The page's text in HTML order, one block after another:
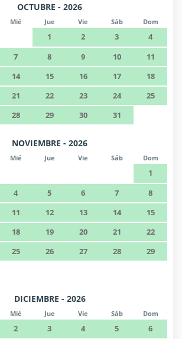
OCTUBRE - 2026
Mié Jue Vie Sáb Dom
1 2 3
4
7 8 9 10
11
14 15 16 17
18
21 22 23 24
25
28 29 30 31
NOVIEMBRE - 2026
Mié Jue Vie Sáb Dom
1
4 5 6 7
8
11 12 13 14
15
18 19 20 21
22
25 26 27 28
29
DICIEMBRE - 2026
Mié Jue Vie Sáb Dom
2 3 4 5
6